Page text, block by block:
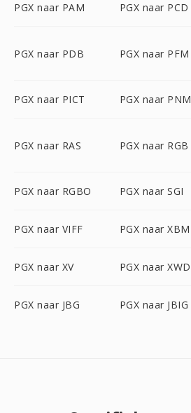
PGX naar PAM PGX naar PCD
PGX naar PDB PGX naar PFM
PGX naar PICT PGX naar PNM
PGX naar RAS PGX naar RGB
PGX naar RGBO PGX naar SGI
PGX naar VIFF PGX naar XBM
PGX naar XV PGX naar XWD
PGX naar JBG PGX naar JBIG